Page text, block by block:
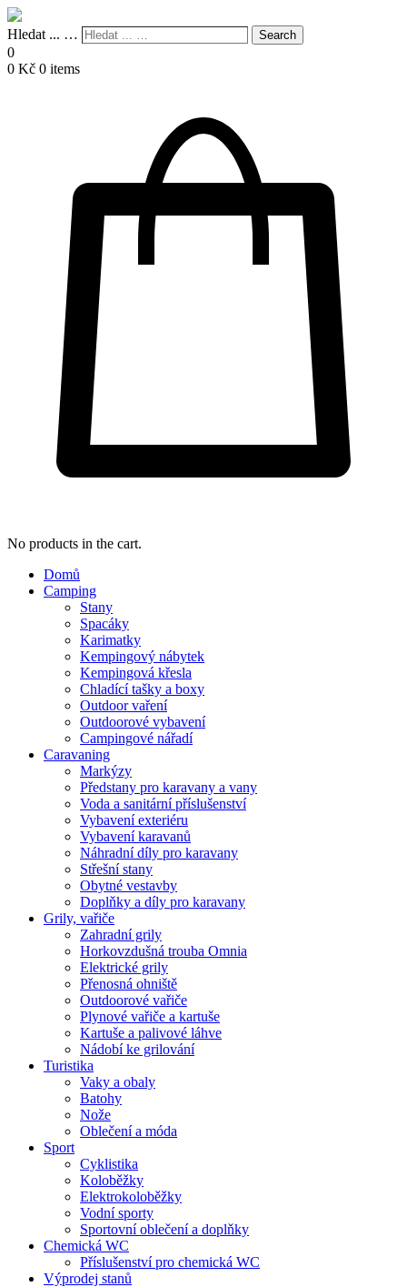
Hledat ... … Search
0
0 Kč 0 items
No products in the cart.
Domů
Camping
Stany
Spacáky
Karimatky
Kempingový nábytek
Kempingová křesla
Chladící tašky a boxy
Outdoor vaření
Outdoorové vybavení
Campingové nářadí
Caravaning
Markýzy
Předstany pro karavany a vany
Voda a sanitární příslušenství
Vybavení exteriéru
Vybavení karavanů
Náhradní díly pro karavany
Střešní stany
Obytné vestavby
Doplňky a díly pro karavany
Grily, vařiče
Zahradní grily
Horkovzdušná trouba Omnia
Elektrické grily
Přenosná ohniště
Outdoorové vařiče
Plynové vařiče a kartuše
Kartuše a palivové láhve
Nádobí ke grilování
Turistika
Vaky a obaly
Batohy
Nože
Oblečení a móda
Sport
Cyklistika
Koloběžky
Elektrokoloběžky
Vodní sporty
Sportovní oblečení a doplňky
Chemická WC
Příslušenství pro chemická WC
Výprodej stanů